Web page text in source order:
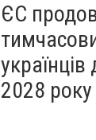
ЄС
2028 року